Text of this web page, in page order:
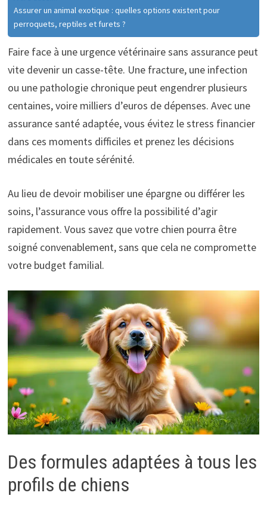
Assurer un animal exotique : quelles options existent pour
perroquets, reptiles et furets ?
Faire face à une urgence vétérinaire sans assurance peut
vite devenir un casse-tête. Une fracture, une infection
ou une pathologie chronique peut engendrer plusieurs
centaines, voire milliers d’euros de dépenses. Avec une
assurance santé adaptée, vous évitez le stress financier
dans ces moments difficiles et prenez les décisions
médicales en toute sérénité.
Au lieu de devoir mobiliser une épargne ou différer les
soins, l’assurance vous offre la possibilité d’agir
rapidement. Vous savez que votre chien pourra être
soigné convenablement, sans que cela ne compromette
votre budget familial.
Des formules adaptées à tous les
profils de chiens